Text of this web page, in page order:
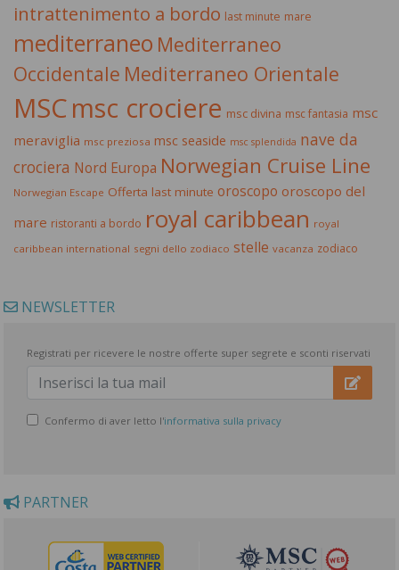
intrattenimento a bordo last minute mare
mediterraneo Mediterraneo
Occidentale Mediterraneo Orientale
MSCmsc crociere msc divina msc fantasia msc
meraviglia msc preziosa msc seaside msc splendida nave da
crociera Nord Europa Norwegian Cruise Line
Norwegian Escape Offerta last minute oroscopo oroscopo del
mare ristoranti a bordo royal caribbean royal
caribbean international segni dello zodiaco stelle vacanza zodiaco
NEWSLETTER
Registrati per ricevere le nostre offerte super segrete e sconti riservati
Confermo di aver letto l'informativa sulla privacy
PARTNER